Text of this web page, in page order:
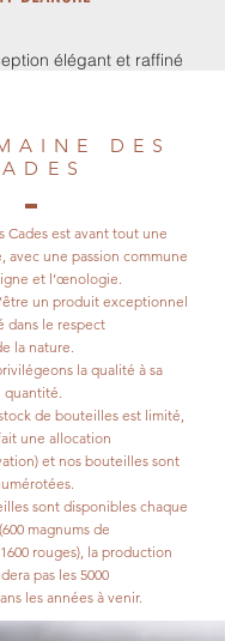
élégant et raffiné
DES
Cades est avant tout une
avec une passion commune
et l’œnologie.
un produit exceptionnel
dans le respect
la nature.
la qualité à sa
quantité.
de bouteilles est limité,
une allocation
et nos bouteilles sont
sont disponibles chaque
magnums de
rouges), la production
pas les 5000
les années à venir.